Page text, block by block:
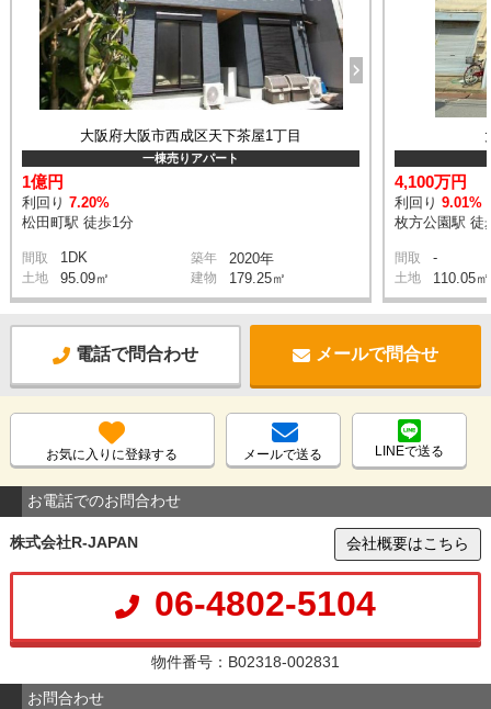
大阪府大阪市西成区天下茶屋1丁目
一棟売りアパート
1億円
利回り7.20%
松田町駅 徒歩1分
間取 1DK 築年 2020年
土地 95.09㎡ 建物 179.25㎡
4,100万円
利回り 9.01%
枚方公園駅 徒
間取 -
土地 110.05㎡
電話で問合わせ メールで問合せ
お気に入りに登録する メールで送る LINEで送る
お電話でのお問合わせ
株式会社R-JAPAN 会社概要はこちら
06-4802-5104
物件番号：B02318-002831
お問合わせ